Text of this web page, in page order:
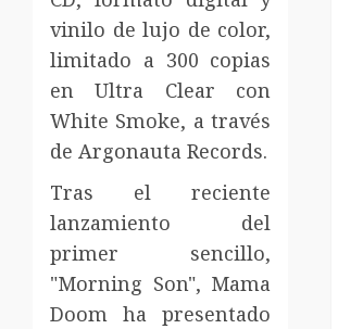
vinilo de lujo de color,
limitado a 300 copias
en Ultra Clear con
White Smoke, a través
de Argonauta Records.
Tras el reciente
lanzamiento del
primer sencillo,
"Morning Son", Mama
Doom ha presentado